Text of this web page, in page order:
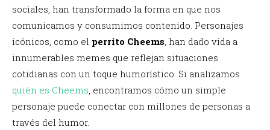
sociales, han transformado la forma en que nos
comunicamos y consumimos contenido. Personajes
icónicos, como el perrito Cheems , han dado vida a
innumerables memes que reflejan situaciones
cotidianas con un toque humorístico. Si analizamos
quién es Cheems , encontramos cómo un simple
personaje puede conectar con millones de personas a
través del humor.